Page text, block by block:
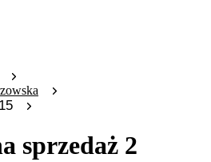
sprzedaż 2